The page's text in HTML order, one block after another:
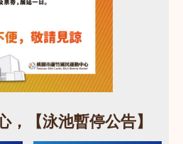
，【泳池暫停公告】